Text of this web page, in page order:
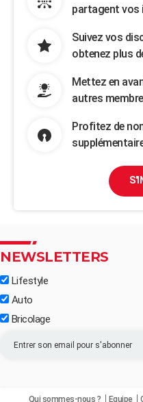
partagent vos
Suivez vos
obtenez plus
Mettez en
autres
Profitez de
NEWSLETTERS
Lifestyle
Auto
Bricolage
Qui sommes-nous ? Equipe